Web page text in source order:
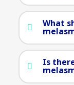
What
Is